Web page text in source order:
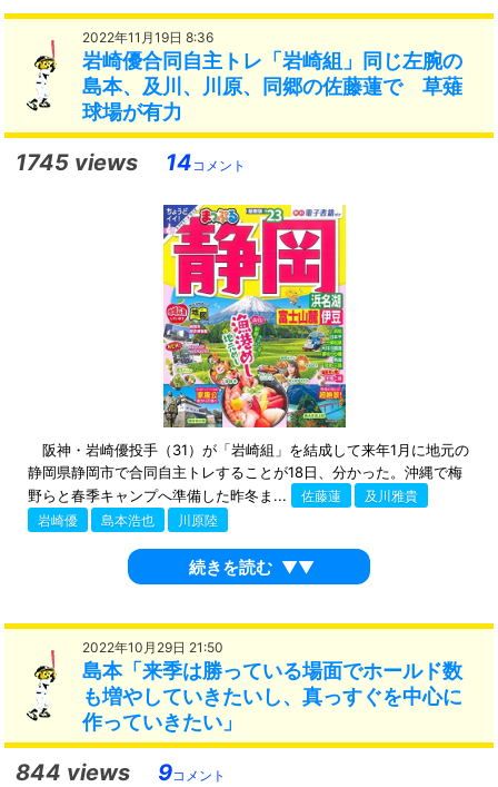
2022年11月19日 8:36
岩崎優合同自主トレ「岩崎組」同じ左腕の
島本、及川、川原、同郷の佐藤蓮で 草薙
球場が有力
1745 views 14コメント
阪神・岩崎優投手（31）が「岩崎組」を結成して来年1月に地元の
静岡県静岡市で合同自主トレすることが18日、分かった。沖縄で梅
野らと春季キャンプへ準備した昨冬ま...
佐藤蓮
及川雅貴
岩崎優
島本浩也 川原陸
続きを読む ▼▼
2022年10月29日 21:50
島本「来季は勝っている場面でホールド数
も増やしていきたいし、真っすぐを中心に
作っていきたい」
844 views 9コメント